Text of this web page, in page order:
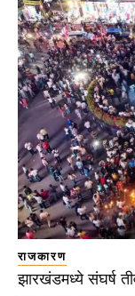
राजकारण
झारखंडमध्ये संघर्ष